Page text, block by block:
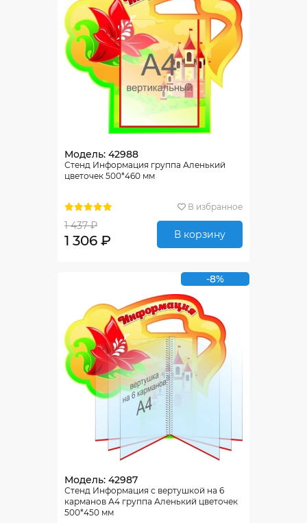
Модель: 42988
Стенд Информация группа Аленький
цветочек 500*460 мм
В избранное
1 437 ₽
1 306 ₽ В корзину
-8%
Модель: 42987
Стенд Информация с вертушкой на 6
карманов А4 группа Аленький цветочек
500*450 мм